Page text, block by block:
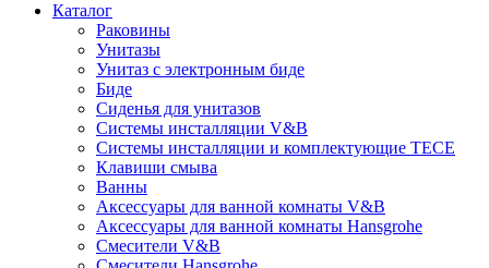
Каталог
Раковины
Унитазы
Унитаз с электронным биде
Биде
Сиденья для унитазов
Системы инсталляции V&B
Системы инсталляции и комплектующие TECE
Клавиши смыва
Ванны
Аксессуары для ванной комнаты V&B
Аксессуары для ванной комнаты Hansgrohe
Смесители V&B